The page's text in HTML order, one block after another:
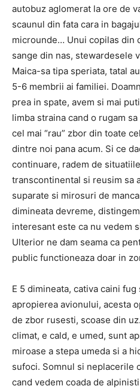
autobuz aglomerat la ore de
scaunul din fata cara in
microunde… Unui copilas din
sange din nas, stewardesele
Maica-sa tipa speriata, tatal
5-6 membrii ai familiei.
prea in spate, avem si mai
limba straina cand o rugam
cel mai “rau” zbor din toate
dintre noi pana acum. Si ce
continuare, radem de
transcontinental si reusim sa
suparate si mirosuri de
dimineata devreme,
interesant este ca nu vedem
Ulterior ne dam seama ca
public functioneaza doar in
E 5 dimineata, cativa caini
apropierea avionului, acesta
de zbor rusesti, scoase din
climat, e cald, e umed, sunt
miroase a stepa umeda si a
sufoci. Somnul si neplacerile
cand vedem coada de